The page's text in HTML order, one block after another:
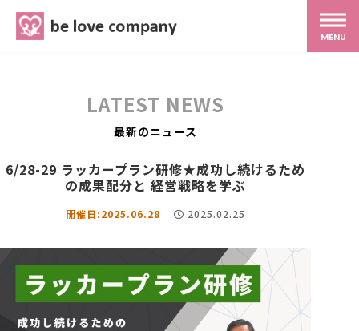
MENU
SNS広報
スタッフ紹介
LATEST NEWS
最新のニュース
6/28-29 ラッカープラン研修★成功し続けるため
の成果配分と 経営戦略を学ぶ
開催日:2025.06.28 2025.02.25